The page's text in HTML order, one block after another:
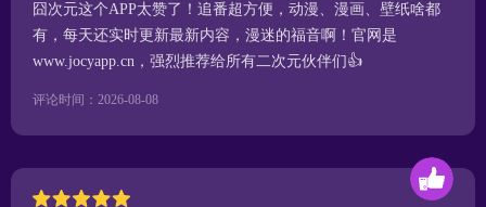
囧次元这个APP太赞了！追番超方便，动漫、漫画、壁纸啥都
有，每天还实时更新最新内容，漫迷的福音啊！官网是
www.jocyapp.cn，强烈推荐给所有二次元伙伴们👍
评论时间：2026-08-08